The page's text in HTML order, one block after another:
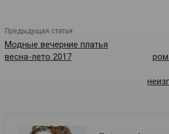
Предыдущая статья
Модные вечерние платья
весна-лето 2017